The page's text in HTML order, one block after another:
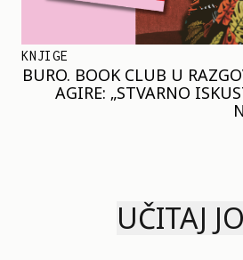
KNJIGE
BURO. BOOK CLUB U
AGIRE: „STVARNO
UČITAJ